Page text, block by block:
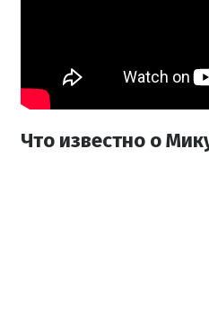
Что известно о